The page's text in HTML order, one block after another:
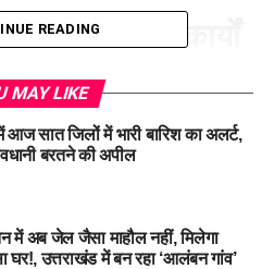
विकास कार्यों
जल निकासी जैसी आवश्यक सेवाओं
के निर्देश दिए, साथ ही पर्यटन क्षेत्रों
हुए दीर्घकालिक समाधान विकसित
जीवन मिशन समेत विभिन्न पेयजल
कर लंबित कार्यों को जल्द पूरा
READING
MAY LIKE
आज सात जिलों में भारी बारिश का अलर्ट,
बरतने की अपील
में अब जेल जैसा माहौल नहीं, मिलेगा
घर!, उत्तराखंड में बन रहा ‘आलंबन गांव’